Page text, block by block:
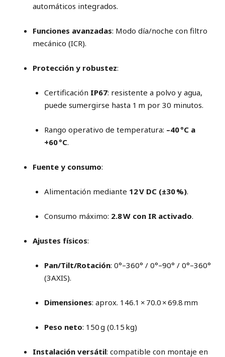
automáticos integrados.
Funciones avanzadas: Modo día/noche con filtro
mecánico (ICR).
Protección y robustez:
Certificación IP67: resistente a polvo y agua,
puede sumergirse hasta 1 m por 30 minutos.
Rango operativo de temperatura: –40 °C a
+60 °C.
Fuente y consumo:
Alimentación mediante 12 V DC (±30 %).
Consumo máximo: 2.8 W con IR activado.
Ajustes físicos:
Pan/Tilt/Rotación: 0°–360° / 0°–90° / 0°–360°
(3AXIS).
Dimensiones: aprox. 146.1 × 70.0 × 69.8 mm
Peso neto: 150 g (0.15 kg)
Instalación versátil: compatible con montaje en